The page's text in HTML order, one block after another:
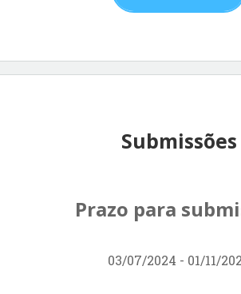
Submissões
Prazo para
03/07/2024 - 01/11/